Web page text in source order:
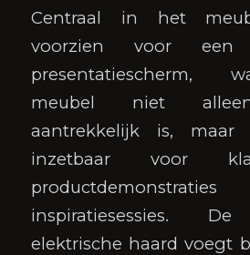
Centraal in het
voorzien voor
presentatiescherm,
meubel niet
aantrekkelijk is, maar
inzetbaar voor
inspiratiesessies.
elektrische haard voegt